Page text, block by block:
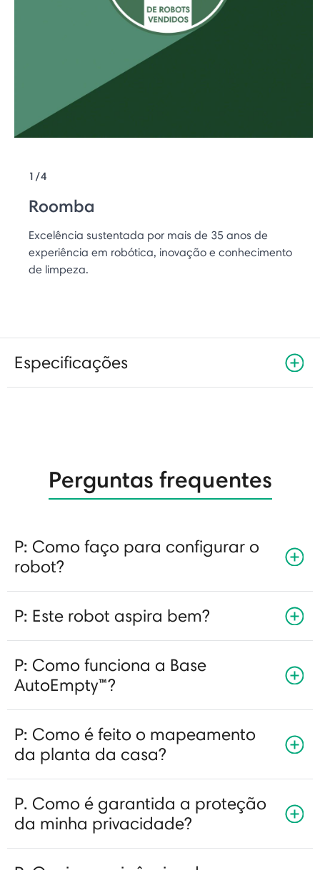
1/4
Roomba
Excelência sustentada por mais de 35 anos de
experiência em robótica, inovação e conhecimento
de limpeza.
Especificações
Perguntas frequentes
P: Como faço para configurar o
robot?
P: Este robot aspira bem?
P: Como funciona a Base
AutoEmpty™?
P: Como é feito o mapeamento
da planta da casa?
P. Como é garantida a proteção
da minha privacidade?